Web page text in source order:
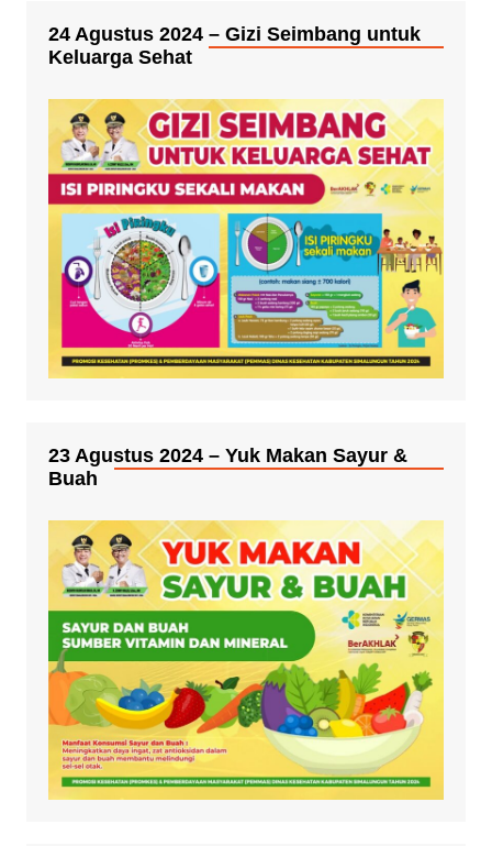
24 Agustus 2024 – Gizi Seimbang untuk
Keluarga Sehat
23 Agustus 2024 – Yuk Makan Sayur &
Buah